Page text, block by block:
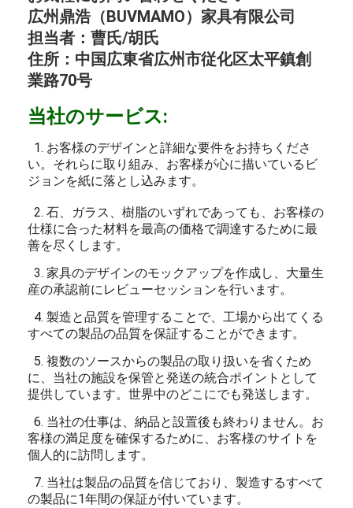
広州鼎浩（BUVMAMO）家具有限公司
担当者：曹氏/胡氏
住所：中国広東省広州市従化区太平鎮創
業路70号
当社のサービス:
1. お客様のデザインと詳細な要件をお持ちくださ
い。それらに取り組み、お客様が心に描いているビ
ジョンを紙に落とし込みます。
2. 石、ガラス、樹脂のいずれであっても、お客様の
仕様に合った材料を最高の価格で調達するために最
善を尽くします。
3. 家具のデザインのモックアップを作成し、大量生
産の承認前にレビューセッションを行います。
4. 製造と品質を管理することで、工場から出てくる
すべての製品の品質を保証することができます。
5. 複数のソースからの製品の取り扱いを省くため
に、当社の施設を保管と発送の統合ポイントとして
提供しています。世界中のどこにでも発送します。
6. 当社の仕事は、納品と設置後も終わりません。お
客様の満足度を確保するために、お客様のサイトを
個人的に訪問します。
7. 当社は製品の品質を信じており、製造するすべて
の製品に1年間の保証が付いています。